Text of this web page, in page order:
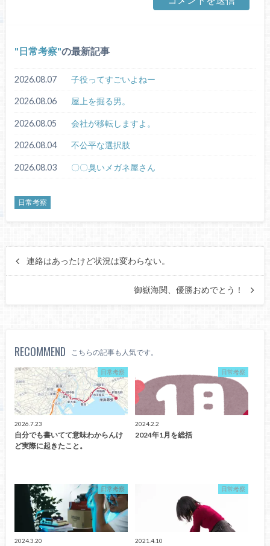
日常考察 の最新記事
2026.08.07 子役ってすごいよねー
2026.08.06 屋上を掘る男。
2026.08.05 会社が移転しますよ。
2026.08.04 不公平な選択肢
2026.08.03 〇〇臭いメガネ屋さん
日常考察
連絡はあったけど状況は変わらない。
御嶽海関、優勝おめでとう！
RECOMMEND こちらの記事も人気です。
日常考察
2026.7.23
自分でも書いてて意味わからんけ
ど実際に起きたこと。
日常考察
2024.2.2
2024年1月を総括
日常考察
2024.3.20
日常考察
2021.4.10